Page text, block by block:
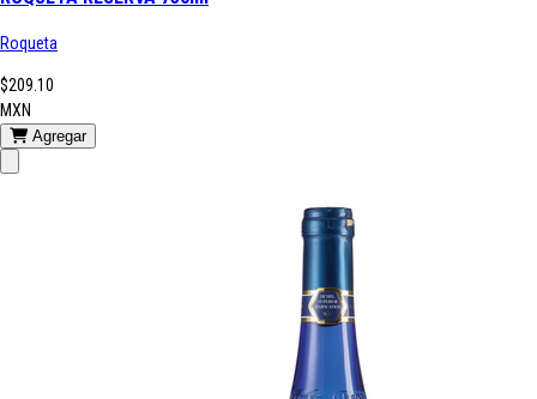
Roqueta
$209.10
MXN
Agregar